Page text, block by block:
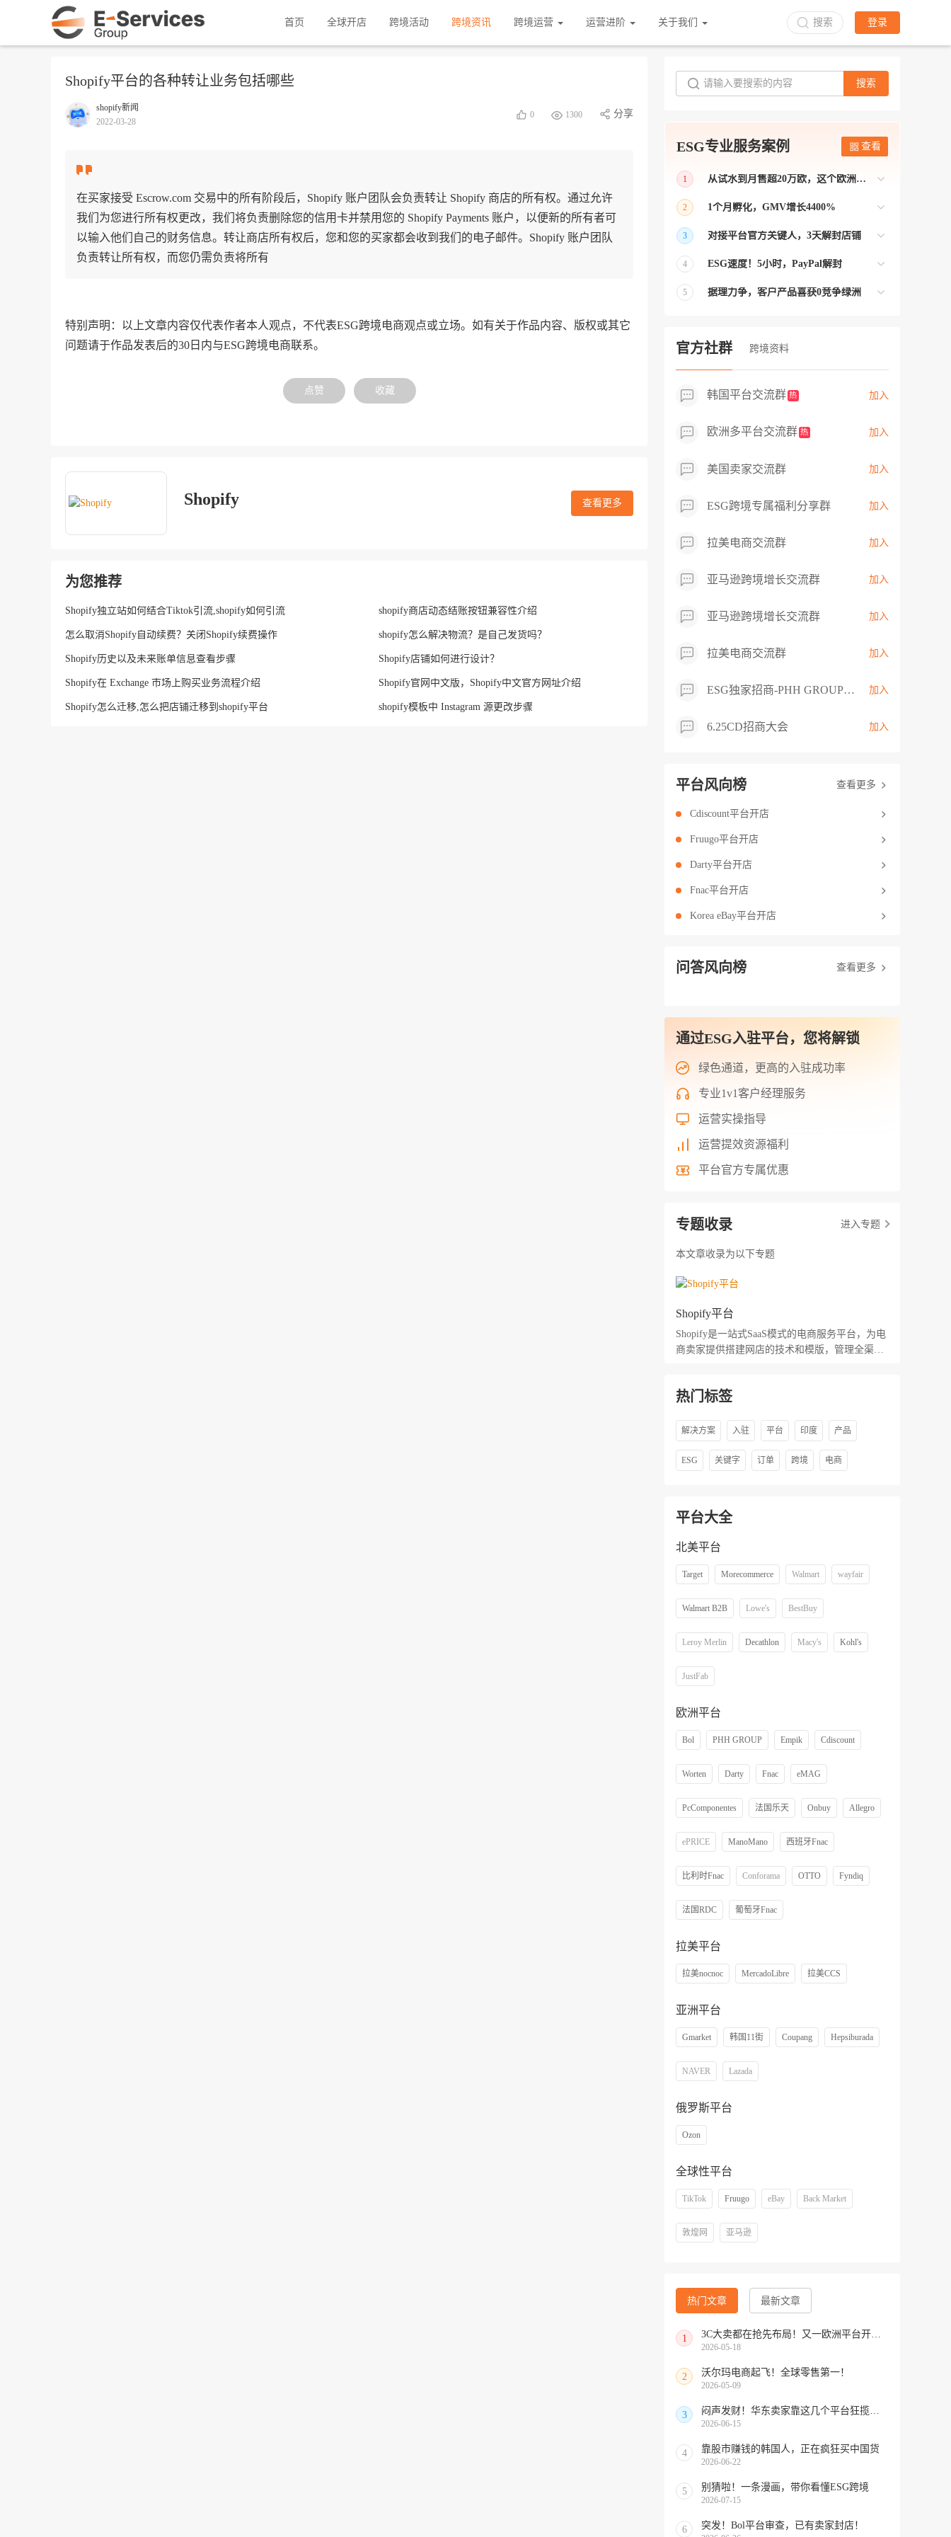
首页 全球开店 跨境活动 跨境资讯 跨境运营 运营进阶 关于我们 搜索 登录
Shopify平台的各种转让业务包括哪些
shopify新闻
2022-03-28
0 1300 分享
在买家接受 Escrow.com 交易中的所有阶段后，Shopify 账户团队会负责转让 Shopify 商店的所有权。通过允许
我们为您进行所有权更改，我们将负责删除您的信用卡并禁用您的 Shopify Payments 账户，以便新的所有者可
以输入他们自己的财务信息。转让商店所有权后，您和您的买家都会收到我们的电子邮件。Shopify 账户团队
负责转让所有权，而您仍需负责将所有
特别声明：以上文章内容仅代表作者本人观点，不代表ESG跨境电商观点或立场。如有关于作品内容、版权或其它
问题请于作品发表后的30日内与ESG跨境电商联系。
点赞 收藏
Shopify 查看更多
为您推荐
Shopify独立站如何结合Tiktok引流,shopify如何引流 shopify商店动态结账按钮兼容性介绍
怎么取消Shopify自动续费？关闭Shopify续费操作 shopify怎么解决物流？是自己发货吗？
Shopify历史以及未来账单信息查看步骤 Shopify店铺如何进行设计？
Shopify在 Exchange 市场上购买业务流程介绍 Shopify官网中文版，Shopify中文官方网址介绍
Shopify怎么迁移,怎么把店铺迁移到shopify平台 shopify模板中 Instagram 源更改步骤
搜索
ESG专业服务案例 查看
1
从试水到月售超20万欧，这个欧洲本土平台被低估了
2
1个月孵化，GMV增长4400%
业】 >> Gmarket卖家店铺经过ESG跨境客
3
对接平台官方关键人，3天解封店铺
跨境帮我解决了韩国平台店铺异常问题
4
ESG速度！5小时，PayPal解封
ESG拥有Paypal支付和Onbuy平台双绿通道
5
据理力争，客户产品喜获0竞争绿洲
取机会，卖家成功上架市场热卖而平台稀
缺产品，拓展了西班牙新商机！
官方社群 跨境资料
韩国平台交流群 热 加入
欧洲多平台交流群 热 加入
美国卖家交流群 加入
ESG跨境专属福利分享群 加入
拉美电商交流群 加入
亚马逊跨境增长交流群 加入
亚马逊跨境增长交流群 加入
拉美电商交流群 加入
ESG独家招商-PHH GROUP卖家交流群 加入
6.25CD招商大会 加入
平台风向榜 查看更多
Cdiscount平台开店
Fruugo平台开店
Darty平台开店
Fnac平台开店
Korea eBay平台开店
问答风向榜 查看更多
通过ESG入驻平台，您将解锁
绿色通道，更高的入驻成功率
专业1v1客户经理服务
运营实操指导
运营提效资源福利
平台官方专属优惠
专题收录 进入专题
本文章收录为以下专题
Shopify平台
Shopify是一站式SaaS模式的电商服务平台，为电
商卖家提供搭建网店的技术和模版，管理全渠道
热门标签
解决方案 入驻 平台 印度 产品
ESG 关键字 订单 跨境 电商
平台大全
北美平台
Target Morecommerce Walmart wayfair
Walmart B2B Lowe's BestBuy
Leroy Merlin Decathlon Macy's Kohl's
JustFab
欧洲平台
Bol PHH GROUP Empik Cdiscount
Worten Darty Fnac eMAG
PcComponentes 法国乐天 Onbuy Allegro
ePRICE ManoMano 西班牙Fnac
比利时Fnac Conforama OTTO Fyndiq
法国RDC 葡萄牙Fnac
拉美平台
拉美nocnoc MercadoLibre 拉美CCS
亚洲平台
Gmarket 韩国11街 Coupang Hepsiburada
NAVER Lazada
俄罗斯平台
Ozon
全球性平台
TikTok Fruugo eBay Back Market
敦煌网 亚马逊
热门文章 最新文章
1 3C大卖都在抢先布局！又一欧洲平台开放中国招商
2026-05-18
2 沃尔玛电商起飞！全球零售第一！
2026-05-09
3 闷声发财！华东卖家靠这几个平台狂揽北美订单，华南机会来了！
2026-06-15
4 靠股市赚钱的韩国人，正在疯狂买中国货
2026-06-22
5 别猜啦！一条漫画，带你看懂ESG跨境
2026-07-15
6 突发！Bol平台审查，已有卖家封店！